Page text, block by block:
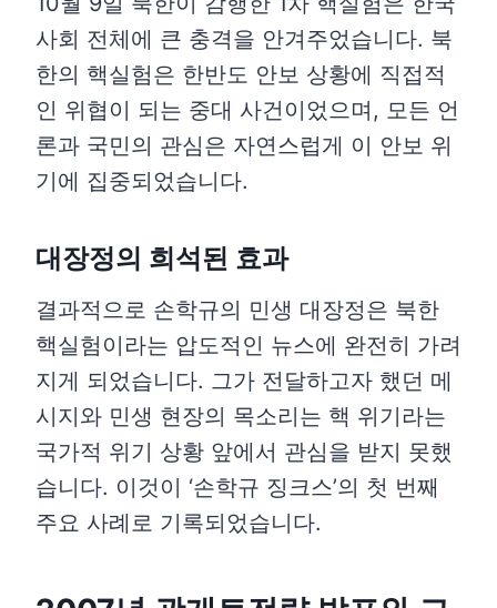
사회 전체에 큰 충격을 안겨주었습니다. 북
한의 핵실험은 한반도 안보 상황에 직접적
인 위협이 되는 중대 사건이었으며, 모든 언
론과 국민의 관심은 자연스럽게 이 안보 위
기에 집중되었습니다.
대장정의 희석된 효과
결과적으로 손학규의 민생 대장정은 북한
핵실험이라는 압도적인 뉴스에 완전히 가려
지게 되었습니다. 그가 전달하고자 했던 메
시지와 민생 현장의 목소리는 핵 위기라는
국가적 위기 상황 앞에서 관심을 받지 못했
습니다. 이것이 ‘손학규 징크스’의 첫 번째
주요 사례로 기록되었습니다.